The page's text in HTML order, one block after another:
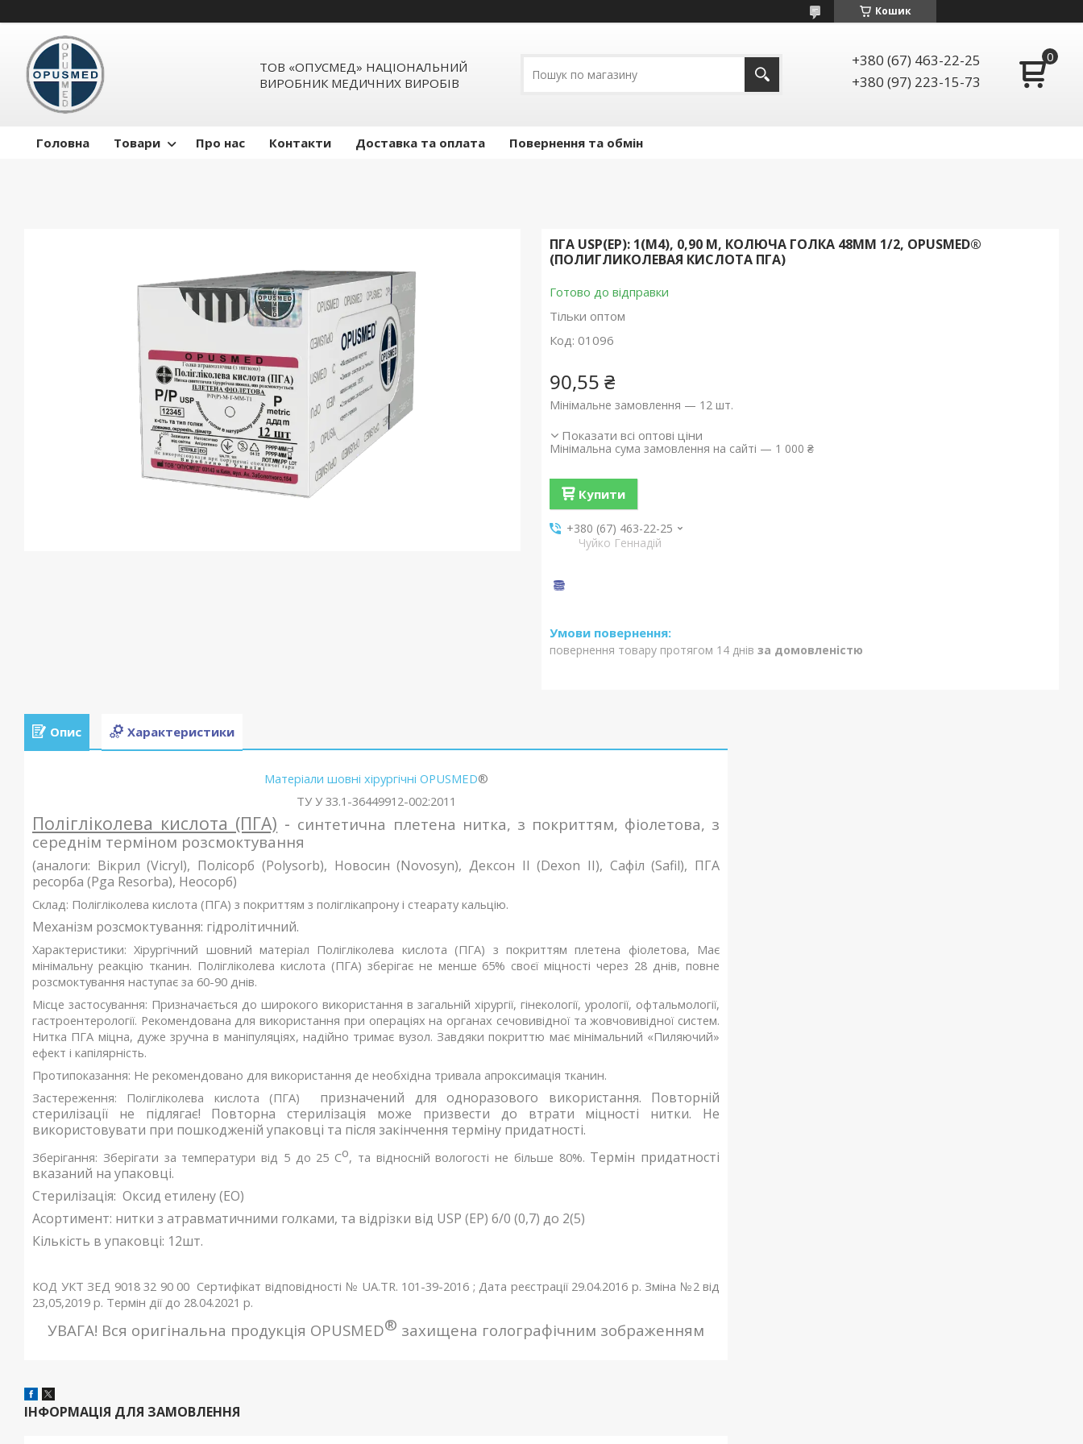
Кошик
ТОВ «ОПУСМЕД» НАЦІОНАЛЬНИЙ
ВИРОБНИК МЕДИЧНИХ ВИРОБІВ
+380 (67) 463-22-25
+380 (97) 223-15-73
Головна Товари Про нас Контакти Доставка та оплата Повернення та обмін
ПГА USP(EP): 1(М4), 0,90 М, КОЛЮЧА ГОЛКА 48ММ 1/2, OPUSMED®
(ПОЛИГЛИКОЛЕВАЯ КИСЛОТА ПГА)
Готово до відправки
Тільки оптом
Код: 01096
90,55 ₴
Мінімальне замовлення — 12 шт.
Показати всі оптові ціни
Мінімальна сума замовлення на сайті — 1 000 ₴
Купити
+380 (67) 463-22-25
Чуйко Геннадій
повернення товару протягом 14 днів за домовленістю
Опис Характеристики
Матеріали шовні хірургічні OPUSMED®
ТУ У 33.1-36449912-002:2011
Полігліколева кислота (ПГА) - синтетична плетена нитка, з покриттям, фіолетова, з
середнім терміном розсмоктування
(аналоги: Вікрил (Vicryl), Полісорб (Polysorb), Новосин (Novosyn), Дексон ІІ (Dexon II), Сафіл (Safil), ПГА
ресорба (Pga Resorba), Неосорб)
Склад: Полігліколева кислота (ПГА) з покриттям з поліглікапрону і стеарату кальцію.
Механізм розсмоктування: гідролітичний.
Характеристики:Хірургічний шовний матеріал Полігліколева кислота (ПГА) з покриттям плетена фіолетова, Має
мінімальну реакцію тканин. Полігліколева кислота (ПГА) зберігає не менше 65% своєї міцності через 28 днів, повне
розсмоктування наступає за 60-90 днів.
Місце застосування: Призначається до широкого використання в загальній хірургії, гінекології, урології, офтальмології,
гастроентерології. Рекомендована для використання при операціях на органах сечовивідної та жовчовивідної систем.
Нитка ПГА міцна, дуже зручна в маніпуляціях, надійно тримає вузол. Завдяки покриттю має мінімальний «Пиляючий»
ефект і капілярність.
Протипоказання: Не рекомендовано для використання де необхідна тривала апроксимація тканин.
Застереження: Полігліколева кислота (ПГА)
призначений для одноразового використання. Повторній
стерилізації не підлягає! Повторна стерилізація може призвести до втрати міцності нитки. Не
використовувати при пошкодженій упаковці та після закінчення терміну придатності.
Зберігання: Зберігати за температури від 5 до 25 Со, та відносній вологості не більше 80%. Термін придатності
вказаний на упаковці.
Стерилізація: Оксид етилену (ЕО)
Асортимент: нитки з атравматичними голками, та відрізки від USP (EP) 6/0 (0,7) до 2(5)
Кількість в упаковці: 12шт.
КОД УКТ ЗЕД 9018 32 90 00 Сертифікат відповідності № UA.TR. 101-39-2016 ; Дата реєстрації 29.04.2016 р. Зміна №2 від
23,05,2019 р. Термін дії до 28.04.2021 р.
УВАГА! Вся оригінальна продукція OPUSMED® захищена голографічним зображенням
ІНФОРМАЦІЯ ДЛЯ ЗАМОВЛЕННЯ